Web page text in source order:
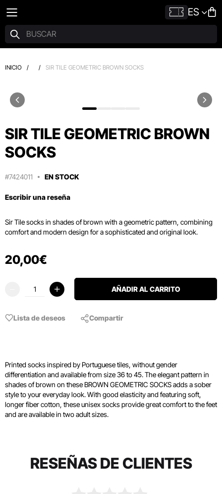
ES
INICIO / / SIR TILE GEOMETRIC BROWN SOCKS
SIR TILE GEOMETRIC BROWN
SOCKS
#7424011 EN STOCK
Escribir una reseña
Sir Tile socks in shades of brown with a geometric pattern, combining
comfort and modern design for a sophisticated and original look.
20,00€
AÑADIR AL CARRITO
Lista de deseos Compartir
Printed socks inspired by Portuguese tiles, without gender
differentiation and available from size 36 to 45. The elegant pattern in
shades of brown on these BROWN GEOMETRIC SOCKS adds a sober
style to your everyday look. With good elasticity and featuring soft,
longer fiber cotton, these unisex socks provide great comfort to the feet
and are available in two adult sizes.
RESEÑAS DE CLIENTES